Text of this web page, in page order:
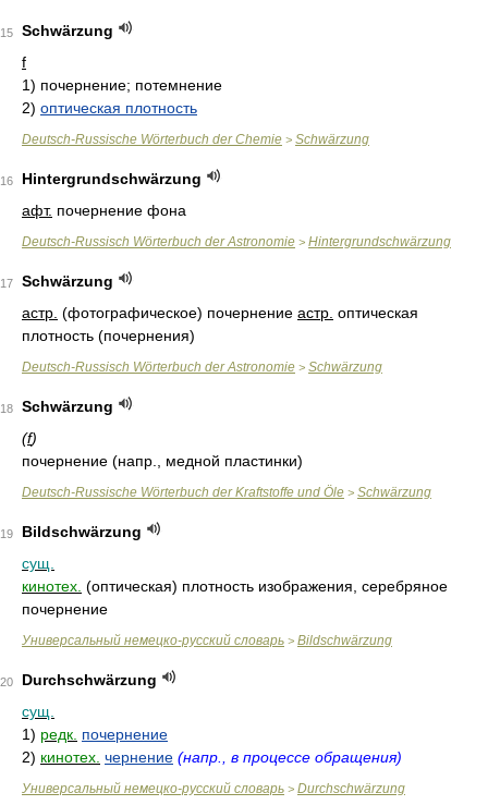
15
Schwärzung
f
1) почернение; потемнение
2) оптическая плотность
Deutsch-Russische Wörterbuch der Chemie > Schwärzung
16
Hintergrundschwärzung
афт. почернение фона
Deutsch-Russisch Wörterbuch der Astronomie > Hintergrundschwärzung
17
Schwärzung
астр. (фотографическое) почернение астр. оптическая
плотность (почернения)
Deutsch-Russisch Wörterbuch der Astronomie > Schwärzung
18
Schwärzung
(f)
почернение (напр., медной пластинки)
Deutsch-Russische Wörterbuch der Kraftstoffe und Öle > Schwärzung
19
Bildschwärzung
сущ.
кинотех. (оптическая) плотность изображения, серебряное
почернение
Универсальный немецко-русский словарь > Bildschwärzung
20
Durchschwärzung
сущ.
1) редк. почернение
2) кинотех. чернение (напр., в процессе обращения)
Универсальный немецко-русский словарь > Durchschwärzung